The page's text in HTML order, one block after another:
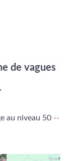
de vagues
au niveau 50 --